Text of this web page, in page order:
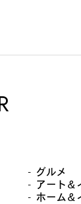
グルメ
アート＆
ホーム＆